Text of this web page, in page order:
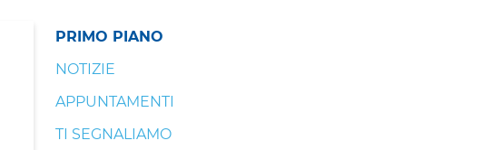
PRIMO PIANO
NOTIZIE
APPUNTAMENTI
TI SEGNALIAMO